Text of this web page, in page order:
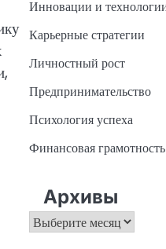
Инновации и
Карьерные стратегии
Личностный рост
Предпринимательство
Психология успеха
Финансовая грамотность
Архивы
Архивы